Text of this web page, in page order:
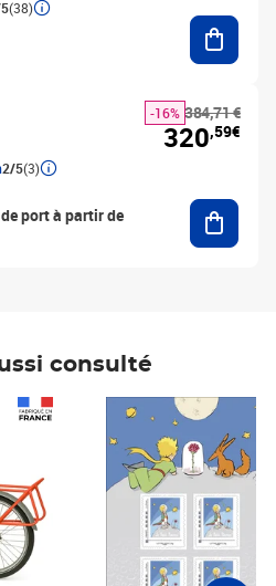
(38)
2/5(3)
port à partir de
384,71 €
-16%
320,59€
consulté
Prix 7,50€